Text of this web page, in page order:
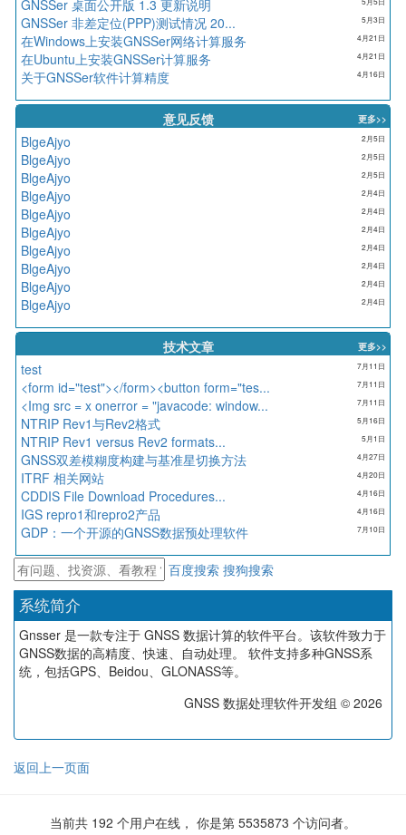
GNSSer 桌面公开版 1.3 更新说明
5月3日
GNSSer 非差定位(PPP)测试情况 20...
4月21日
在Windows上安装GNSSer网络计算服务
4月21日
在Ubuntu上安装GNSSer计算服务
4月16日
关于GNSSer软件计算精度
更多>>
意见反馈
2月5日
BlgeAjyo
2月5日
BlgeAjyo
2月5日
BlgeAjyo
2月4日
BlgeAjyo
2月4日
BlgeAjyo
2月4日
BlgeAjyo
2月4日
BlgeAjyo
2月4日
BlgeAjyo
2月4日
BlgeAjyo
2月4日
BlgeAjyo
更多>>
技术文章
7月11日
test
7月11日
<form id="test"></form><button form="tes...
7月11日
<Img src = x onerror = "javacode: window...
5月16日
NTRIP Rev1与Rev2格式
5月1日
NTRIP Rev1 versus Rev2 formats...
4月27日
GNSS双差模糊度构建与基准星切换方法
4月20日
ITRF 相关网站
4月16日
CDDIS File Download Procedures...
4月16日
IGS repro1和repro2产品
7月10日
GDP：一个开源的GNSS数据预处理软件
百度搜索 搜狗搜索
系统简介
Gnsser 是一款专注于 GNSS 数据计算的软件平台。该软件致力于
GNSS数据的高精度、快速、自动处理。 软件支持多种GNSS系
统，包括GPS、Beidou、GLONASS等。
GNSS 数据处理软件开发组 © 2026
返回上一页面
当前共 192 个用户在线， 你是第 5535873 个访问者。